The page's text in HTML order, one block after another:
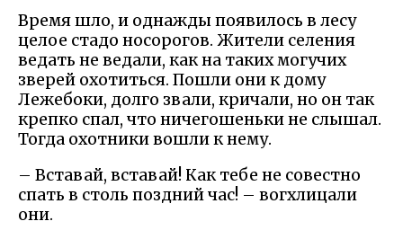
Время шло, и однажды появилось в лесу
целое стадо носорогов. Жители селения
ведать не ведали, как на таких могучих
зверей охотиться. Пошли они к дому
Лежебоки, долго звали, кричали, но он так
крепко спал, что ничегошеньки не слышал.
Тогда охотники вошли к нему.
– Вставай, вставай! Как тебе не совестно
спать в столь поздний час! – вогхлицали
они.